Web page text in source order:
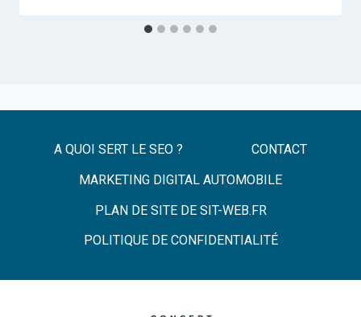
A QUOI SERT LE SEO ?
CONTACT
MARKETING DIGITAL AUTOMOBILE
PLAN DE SITE DE SIT-WEB.FR
POLITIQUE DE CONFIDENTIALITÉ